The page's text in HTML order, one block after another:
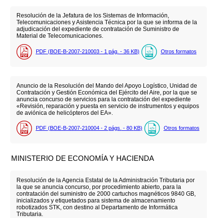
Resolución de la Jefatura de los Sistemas de Información,
Telecomunicaciones y Asistencia Técnica por la que se informa de la
adjudicación del expediente de contratación de Suministro de
Material de Telecomunicaciones.
PDF (BOE-B-2007-210003 - 1 pág. - 36 KB) Otros formatos
Anuncio de la Resolución del Mando del Apoyo Logístico, Unidad de
Contratación y Gestión Económica del Ejército del Aire, por la que se
anuncia concurso de servicios para la contratación del expediente
«Revisión, reparación y puesta en servicio de instrumentos y equipos
de aviónica de helicópteros del EA».
PDF (BOE-B-2007-210004 - 2 págs. - 80 KB) Otros formatos
MINISTERIO DE ECONOMÍA Y HACIENDA
Resolución de la Agencia Estatal de la Administración Tributaria por
la que se anuncia concurso, por procedimiento abierto, para la
contratación del suministro de 2000 cartuchos magnéticos 9840 GB,
inicializados y etiquetados para sistema de almacenamiento
robotizados STK, con destino al Departamento de Informática
Tributaria.